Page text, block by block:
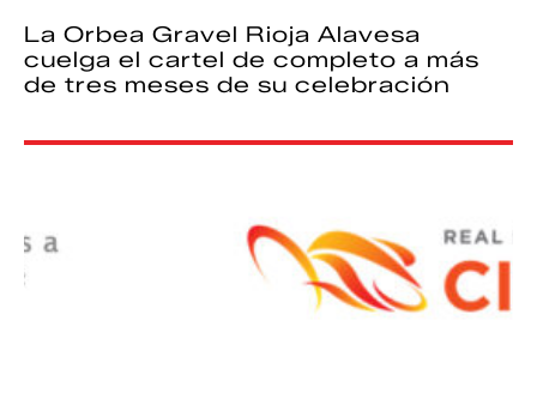
La Orbea Gravel Rioja Alavesa
cuelga el cartel de completo a más
de tres meses de su celebración